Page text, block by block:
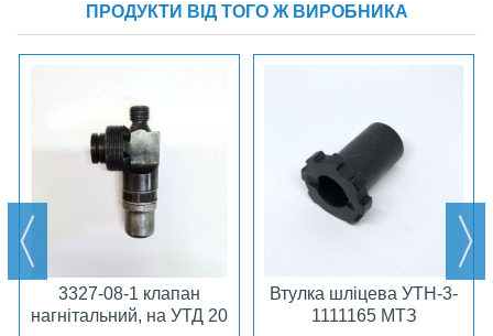
ПРОДУКТИ ВІД ТОГО Ж ВИРОБНИКА
3327-08-1 клапан
нагнітальний, на УТД 20
Втулка шліцева УТН-3-
1111165 МТЗ